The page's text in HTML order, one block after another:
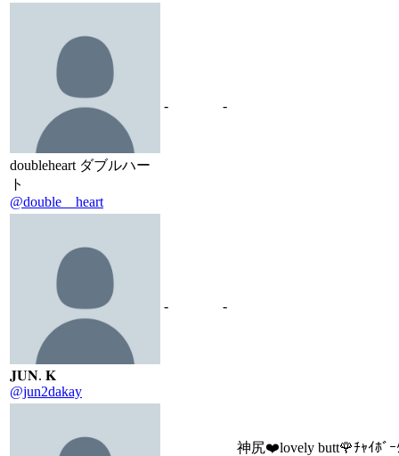
doubleheart ダブルハー
ト
@double__heart
- -
𝐉𝐔𝐍. 𝐊
@jun2dakay
- -
神尻❤️lovely butt🌹ﾁｬｲﾎﾞｰ